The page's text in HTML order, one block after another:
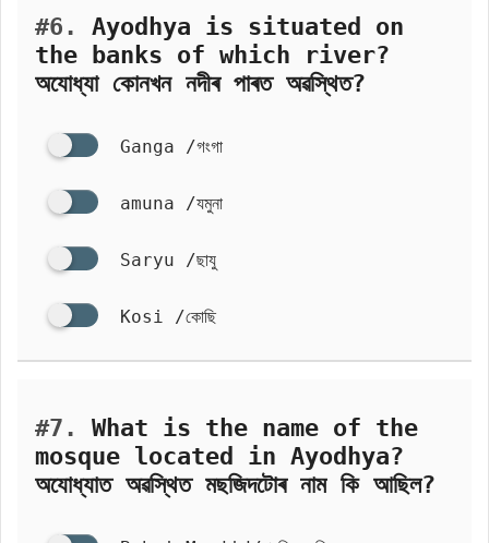
#6.
Ayodhya is situated on
the banks of which river?
অযোধ্যা কোনখন নদীৰ পাৰত অৱস্থিত?
Ganga /গংগা
amuna /যমুনা
Saryu /ছাযু
Kosi /কোছি
#7.
What is the name of the
mosque located in Ayodhya?
অযোধ্যাত অৱস্থিত মছজিদটোৰ নাম কি আছিল?